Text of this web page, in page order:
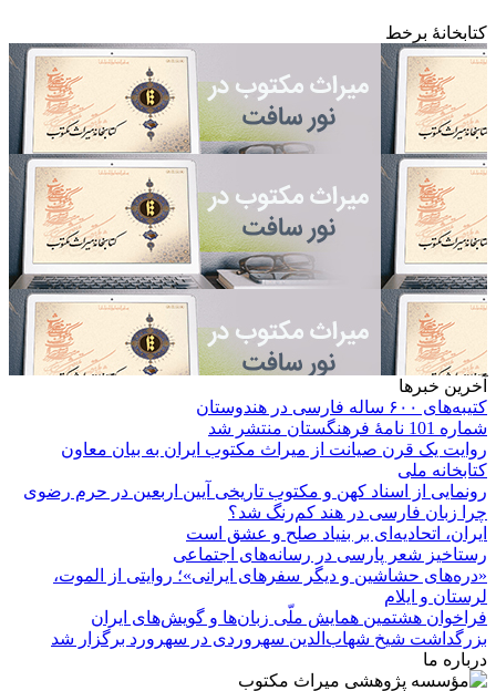
کتابخانۀ برخط
آخرین خبرها
کتیبه‌های ۶۰۰ ساله فارسی در هندوستان
شماره 101 نامۀ فرهنگستان منتشر شد
روایت یک قرن صیانت از میراث مکتوب ایران به بیان معاون
کتابخانه ملی
رونمایی از اسناد کهن و مکتوب تاریخی آیین اربعین در حرم رضوی
چرا زبان فارسی در هند کم‌رنگ شد؟
ایران، اتحادیه‌ای بر بنیاد صلح و عشق است
رستاخیز شعر پارسی در رسانه‌های اجتماعی
«دره‌های حشاشین و دیگر سفرهای ایرانی»؛ روایتی از الموت،
لرستان و ایلام
فراخوان هشتمین همایش ملّی زبان‌ها و گویش‌های ایران
بزرگداشت شیخ شهاب‌الدین سهروردی در سهرورد برگزار شد
درباره ما